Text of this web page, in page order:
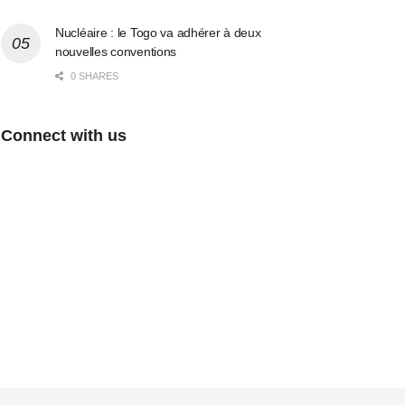
Nucléaire : le Togo va adhérer à deux
nouvelles conventions
0 SHARES
Connect with us